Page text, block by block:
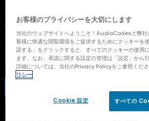
Open Web Application
Security Project
(OWASP) ガイドラインに
準拠した安全な開発
デー
お客様の
ータの自
お客様のプライバシーを大切にします
当社のウェブサイトへようこそ！AudioCodesと弊社
客様に快適な閲覧環境をご提供するためにクッキーを
諾する」をクリックすると、すべてのクッキーの使用
ます。なお、承諾に関する設定の管理は「設定」から
詳細については、当社のPrivacy Policyをご参照くださ
リシー
Cookie 設定 すべての